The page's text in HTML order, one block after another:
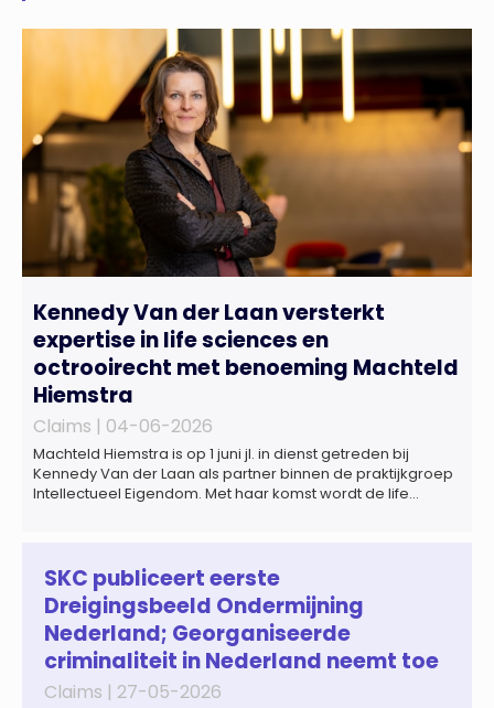
Kennedy Van der Laan versterkt
expertise in life sciences en
octrooirecht met benoeming Machteld
Hiemstra
Claims | 04-06-2026
Machteld Hiemstra is op 1 juni jl. in dienst getreden bij
Kennedy Van der Laan als partner binnen de praktijkgroep
Intellectueel Eigendom. Met haar komst wordt de life
regelgeving relevant voor de life sciences sector en de […]
SKC publiceert eerste
Dreigingsbeeld Ondermijning
Nederland; Georganiseerde
criminaliteit in Nederland neemt toe
Claims | 27-05-2026